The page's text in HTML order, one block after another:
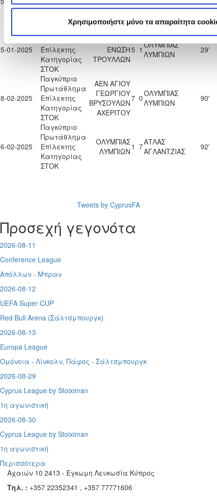
Χρησιμοποιήστε μόνο τα απαραίτητα
Κατηγορίας
ΛΥΜΠΙΩΝ
ΙΔΑΛΙΟΥ
01-2025
Πρωτάθλημα
Επίλεκτης
Κατηγορίας
ΣΤΟΚ
ΑΘΛΗΤΙΚΗ
ΕΝΩΣΗ
ΤΡΟΥΛΛΩΝ
5 1 ΟΛΥΜΠΙΑΣ
ΛΥΜΠΙΩΝ
29'
02-2025
Παγκύπριο
Πρωτάθλημα
Επίλεκτης
Κατηγορίας
ΣΤΟΚ
ΑΕΝ ΑΓΙΟΥ
ΓΕΩΡΓΙΟΥ
ΒΡΥΣΟΥΛΩΝ
ΑΧΕΡΙΤΟΥ
7 0ΟΛΥΜΠΙΑΣ
ΛΥΜΠΙΩΝ
90'
02-2025
Παγκύπριο
Πρωτάθλημα
Επίλεκτης
Κατηγορίας
ΣΤΟΚ
ΟΛΥΜΠΙΑΣ
ΛΥΜΠΙΩΝ 1 7ΑΤΛΑΣ
ΑΓΛΑΝΤΖΙΑΣ
92'
Tweets by CyprusFA
Προσεχή γεγονότα
2026-08-11
Conference League
Απόλλων - Μπραν
2026-08-12
UEFA Super CUP
Red Bull Arena (Σάλτσμπουργκ)
2026-08-13
Europa League
Ομόνοια - Λίνκολν, Πάφος - Σάλτσμπουργκ
2026-08-29
Cyprus League by Stoiximan
1η αγωνιστική
2026-08-30
Cyprus League by Stoiximan
1η αγωνιστική
Περισσότερα
Αχαιών 10 2413 - Έγκωμη Λευκωσία Κύπρος
Τηλ. : +357 22352341 , +357 77771606